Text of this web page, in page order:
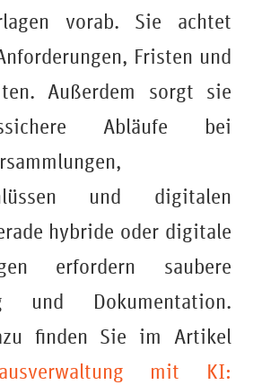
vorab. Sie achtet
Fristen und
Außerdem sorgt sie
Abläufe bei
und digitalen
hybride oder digitale
erfordern saubere
und Dokumentation.
finden Sie im Artikel
mit KI: